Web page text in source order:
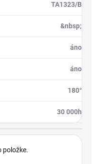
TA1323/B
&nbsp;
áno
áno
180°
30 000h
položke.